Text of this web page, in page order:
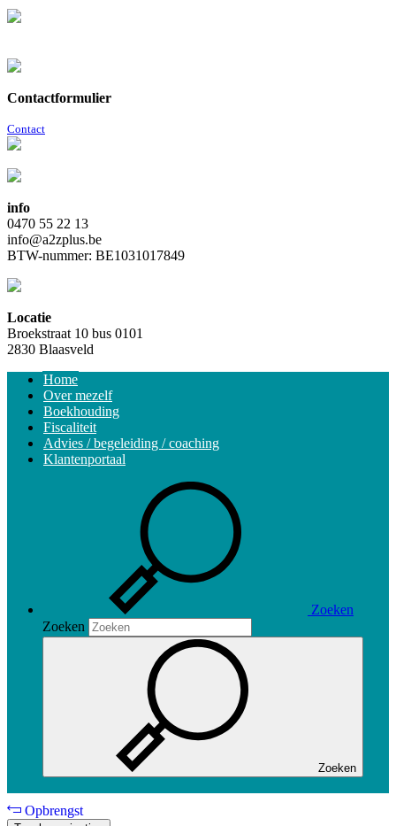
Contactformulier
Contact
info
0470 55 22 13
info@a2zplus.be
BTW-nummer: BE1031017849
Locatie
Broekstraat 10 bus 0101
2830 Blaasveld
Home
Over mezelf
Boekhouding
Fiscaliteit
Advies / begeleiding / coaching
Klantenportaal
Zoeken
Zoeken
Zoeken
Opbrengst